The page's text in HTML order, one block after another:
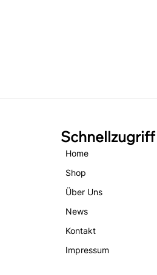
Schnellzugriff
Home
Shop
Über Uns
News
Kontakt
Impressum